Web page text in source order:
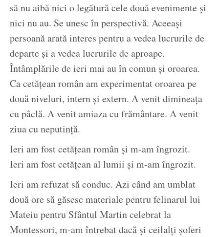
să nu aibă nici o legătură cele două evenimente și
nici nu au. Se unesc în perspectivă. Aceeași
persoană arată interes pentru a vedea lucrurile de
departe și a vedea lucrurile de aproape.
Întâmplările de ieri mai au în comun și oroarea.
Ca cetățean român am experimentat oroarea pe
două niveluri, intern și extern. A venit dimineața
cu pâclă. A venit amiaza cu frământare. A venit
ziua cu neputință.
Ieri am fost cetățean român și m-am îngrozit.
Ieri am fost cetățean al lumii și m-am îngrozit.
Ieri am refuzat să conduc. Azi când am umblat
două ore să găsesc materiale pentru felinarul lui
Mateiu pentru Sfântul Martin celebrat la
Montessori, m-am întrebat dacă și ceilalți șoferi